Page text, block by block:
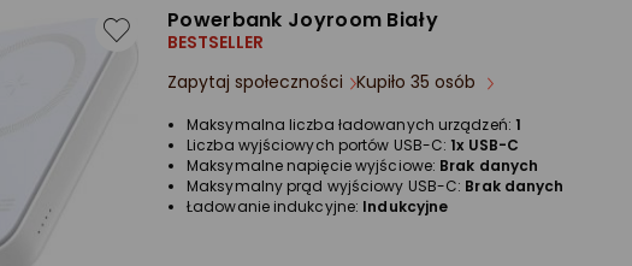
Powerbank Joyroom Biały
BESTSELLER
Zapytaj społeczności Kupiło 35 osób
Maksymalna liczba ładowanych urządzeń: 1
Liczba wyjściowych portów USB-C: 1x USB-C
Maksymalne napięcie wyjściowe: Brak danych
Maksymalny prąd wyjściowy USB-C: Brak danych
Ładowanie indukcyjne: Indukcyjne